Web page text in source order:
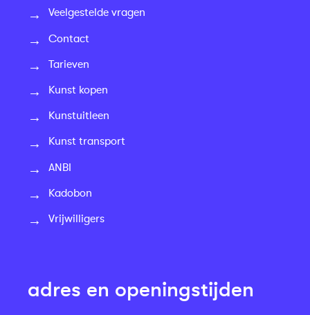
Veelgestelde vragen
Contact
Tarieven
Kunst kopen
Kunstuitleen
Kunst transport
ANBI
Kadobon
Vrijwilligers
adres en openingstijden